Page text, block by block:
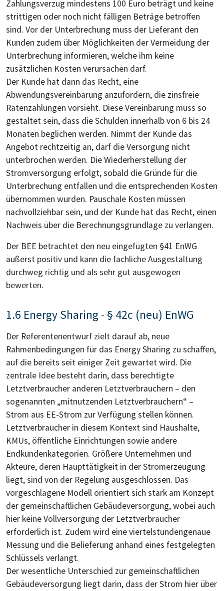
Zahlungsverzug mindestens 100 Euro beträgt und keine
strittigen oder noch nicht fälligen Beträge betroffen
sind. Vor der Unterbrechung muss der Lieferant den
Kunden zudem über Möglichkeiten der Vermeidung der
Unterbrechung informieren, welche ihm keine
zusätzlichen Kosten verursachen darf.
Der Kunde hat dann das Recht, eine
Abwendungsvereinbarung anzufordern, die zinsfreie
Ratenzahlungen vorsieht. Diese Vereinbarung muss so
gestaltet sein, dass die Schulden innerhalb von 6 bis 24
Monaten beglichen werden. Nimmt der Kunde das
Angebot rechtzeitig an, darf die Versorgung nicht
unterbrochen werden. Die Wiederherstellung der
Stromversorgung erfolgt, sobald die Gründe für die
Unterbrechung entfallen und die entsprechenden Kosten
übernommen wurden. Pauschale Kosten müssen
nachvollziehbar sein, und der Kunde hat das Recht, einen
Nachweis über die Berechnungsgrundlage zu verlangen.
Der BEE betrachtet den neu eingefügten §41 EnWG
äußerst positiv und kann die fachliche Ausgestaltung
durchweg richtig und als sehr gut ausgewogen
bewerten.
1.6 Energy Sharing - § 42c (neu) EnWG
Der Referentenentwurf zielt darauf ab, neue
Rahmenbedingungen für das Energy Sharing zu schaffen,
auf die bereits seit einiger Zeit gewartet wird. Die
zentrale Idee besteht darin, dass berechtigte
Letztverbraucher anderen Letztverbrauchern – den
sogenannten „mitnutzenden Letztverbrauchern“ –
Strom aus EE-Strom zur Verfügung stellen können.
Letztverbraucher in diesem Kontext sind Haushalte,
KMUs, öffentliche Einrichtungen sowie andere
Endkundenkategorien. Größere Unternehmen und
Akteure, deren Haupttätigkeit in der Stromerzeugung
liegt, sind von der Regelung ausgeschlossen. Das
vorgeschlagene Modell orientiert sich stark am Konzept
der gemeinschaftlichen Gebäudeversorgung, wobei auch
hier keine Vollversorgung der Letztverbraucher
erforderlich ist. Zudem wird eine viertelstundengenaue
Messung und die Belieferung anhand eines festgelegten
Schlüssels verlangt.
Der wesentliche Unterschied zur gemeinschaftlichen
Gebäudeversorgung liegt darin, dass der Strom hier über